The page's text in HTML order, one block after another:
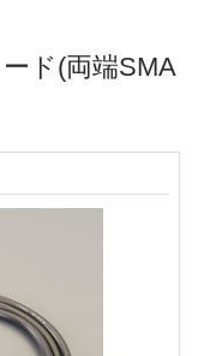
ド(両端SMA